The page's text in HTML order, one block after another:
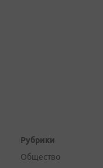
Рубрики
Общество